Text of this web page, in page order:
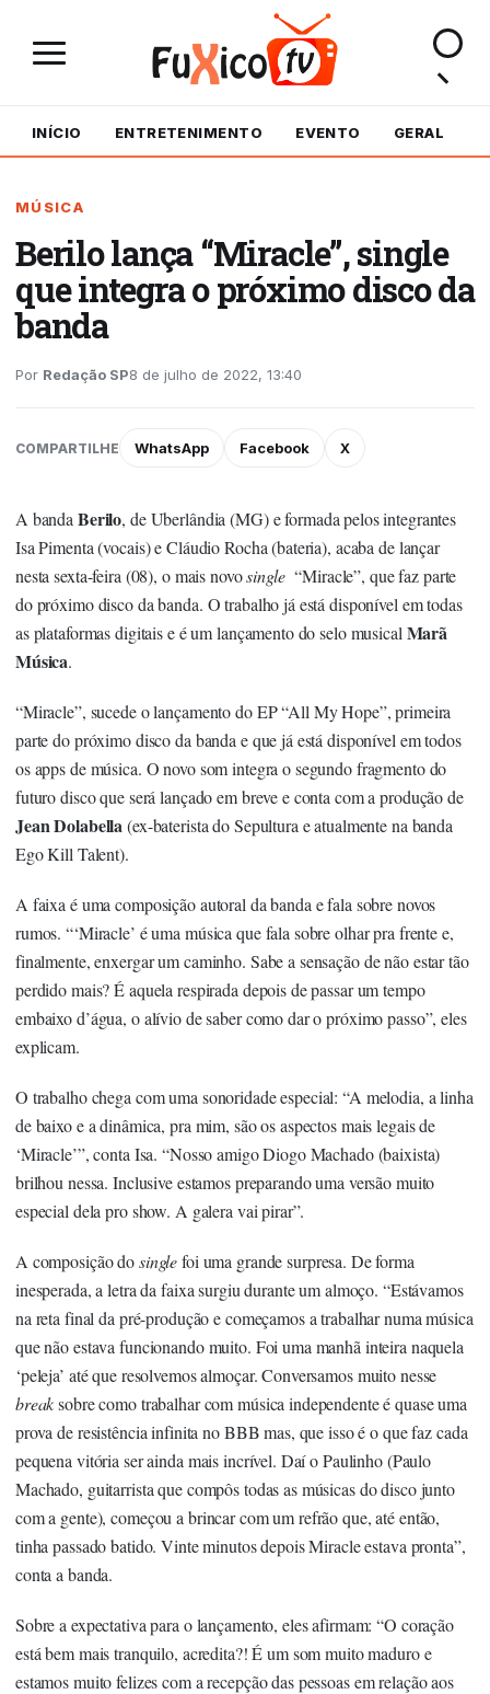
INÍCIO ENTRETENIMENTO EVENTO GERAL
MÚSICA
Berilo lança “Miracle”, single
que integra o próximo disco da
banda
Por Redação SP8 de julho de 2022, 13:40
COMPARTILHE WhatsApp Facebook X
A banda Berilo, de Uberlândia (MG) e formada pelos integrantes
Isa Pimenta (vocais) e Cláudio Rocha (bateria), acaba de lançar
nesta sexta-feira (08), o mais novosingle “Miracle”, que faz parte
do próximo disco da banda. O trabalho já está disponível em todas
as plataformas digitais e é um lançamento do selo musical Marã
Música.
“Miracle”, sucede o lançamento do EP “All My Hope”, primeira
parte do próximo disco da banda e que já está disponível em todos
os apps de música. O novo som integra o segundo fragmento do
futuro disco que será lançado em breve e conta com a produção de
Jean Dolabella(ex-baterista do Sepultura e atualmente na banda
Ego Kill Talent).
A faixa é uma composição autoral da banda e fala sobre novos
rumos. “‘Miracle’ é uma música que fala sobre olhar pra frente e,
finalmente, enxergar um caminho. Sabe a sensação de não estar tão
perdido mais? É aquela respirada depois de passar um tempo
embaixo d’água, o alívio de saber como dar o próximo passo”, eles
explicam.
O trabalho chega com uma sonoridade especial: “A melodia, a linha
de baixo e a dinâmica, pra mim, são os aspectos mais legais de
‘Miracle’”, conta Isa. “Nosso amigo Diogo Machado (baixista)
brilhou nessa. Inclusive estamos preparando uma versão muito
especial dela pro show. A galera vai pirar”.
A composição dosinglefoi uma grande surpresa. De forma
inesperada, a letra da faixa surgiu durante um almoço. “Estávamos
na reta final da pré-produção e começamos a trabalhar numa música
que não estava funcionando muito. Foi uma manhã inteira naquela
‘peleja’ até que resolvemos almoçar. Conversamos muito nesse
breaksobre como trabalhar com música independente é quase uma
prova de resistência infinita no BBB mas, que isso é o que faz cada
pequena vitória ser ainda mais incrível. Daí o Paulinho (Paulo
Machado, guitarrista que compôs todas as músicas do disco junto
com a gente), começou a brincar com um refrão que, até então,
tinha passado batido. Vinte minutos depois Miracle estava pronta”,
conta a banda.
Sobre a expectativa para o lançamento, eles afirmam: “O coração
está bem mais tranquilo, acredita?! É um som muito maduro e
estamos muito felizes com a recepção das pessoas em relação aos